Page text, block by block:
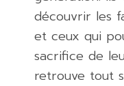
découvrir les
et ceux qui
sacrifice de
retrouve tout